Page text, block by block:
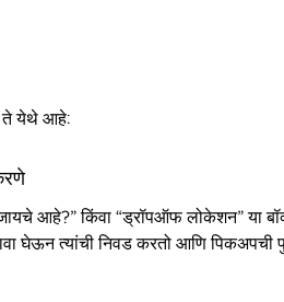
ते येथे आहे:
आहे?” किंवा “ड्रॉपऑफ लोकेशन” या
घेऊन त्यांची निवड करतो आणि पिकअपची